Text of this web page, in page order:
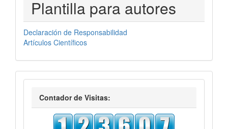
Plantilla para autores
Declaración de Responsabilidad
Artículos Científicos
visitas
Contador de Visitas: